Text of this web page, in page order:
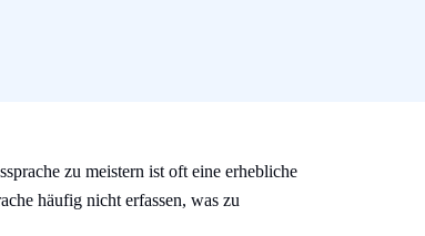
zu meistern ist oft eine erhebliche
häufig nicht erfassen, was zu